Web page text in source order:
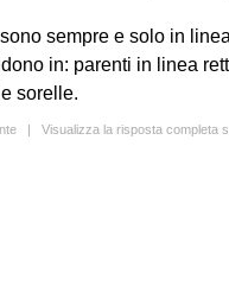
sempre e solo in
in: parenti in linea
sorelle.
| Visualizza la risposta completa